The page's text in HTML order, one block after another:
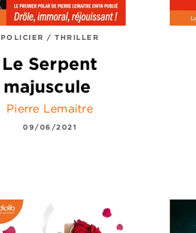
POLICIER / THRILLER
Le Serpent
majuscule
Pierre Lemaitre
09/06/2021